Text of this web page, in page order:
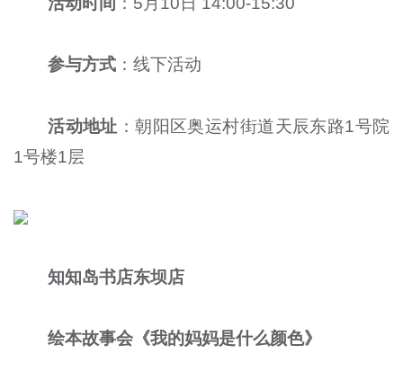
参与方式 ：线下活动
活动地址 ：朝阳区奥运村街道天辰东路1号院
1号楼1层
知知岛书店东坝店
绘本故事会《我的妈妈是什么颜色》